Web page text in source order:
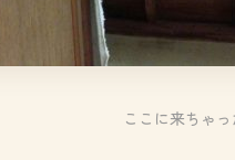
ここに来ちゃっ